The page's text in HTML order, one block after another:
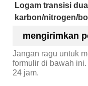
Logam transisi
karbon/nitrogen/
mengirimkan
Jangan ragu untuk
formulir di bawah
24 jam.